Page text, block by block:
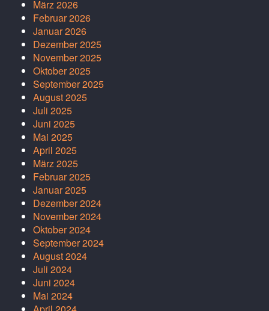
März 2026
Februar 2026
Januar 2026
Dezember 2025
November 2025
Oktober 2025
September 2025
August 2025
Juli 2025
Juni 2025
Mai 2025
April 2025
März 2025
Februar 2025
Januar 2025
Dezember 2024
November 2024
Oktober 2024
September 2024
August 2024
Juli 2024
Juni 2024
Mai 2024